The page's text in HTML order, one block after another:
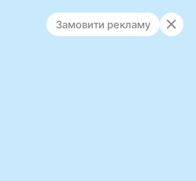
Замовити рекламу